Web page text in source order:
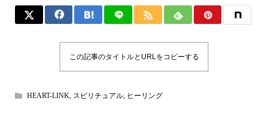
この記事のタイトルとURLをコピーする
HEART-LINK, スピリチュアル, ヒーリング